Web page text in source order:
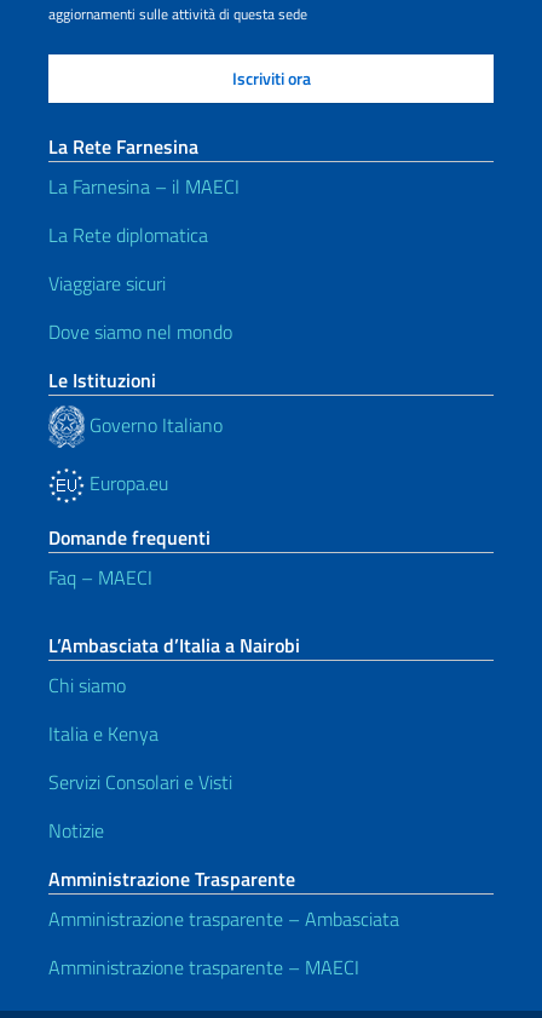
aggiornamenti sulle attività di questa sede
La Rete Farnesina
La Farnesina – il MAECI
La Rete diplomatica
Viaggiare sicuri
Dove siamo nel mondo
Le Istituzioni
Governo Italiano
Europa.eu
Domande frequenti
Faq – MAECI
L’Ambasciata d’Italia a Nairobi
Chi siamo
Italia e Kenya
Servizi Consolari e Visti
Notizie
Amministrazione Trasparente
Amministrazione trasparente – Ambasciata
Amministrazione trasparente – MAECI